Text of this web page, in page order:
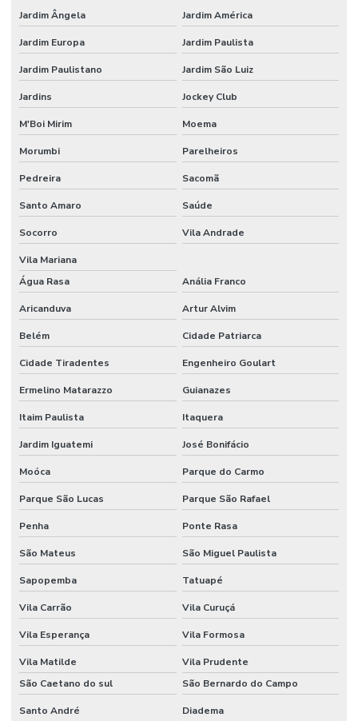
Poste com leitor lpr
Projeto de cftv com câmeras ip
Projeto de cftv para condomínio
Projeto de cftv para condomínio de alto padrão
Projeto cftv predial
Projeto cftv residencial
Projeto de circuito fechado de tv
Projeto de controle de acesso
Projeto de segurança eletrônica
Projeto de segurança eletronica para condominios
Serviço de monitoramento 24 horas
Serviço de monitoramento de alarme
Sistema de acesso com reconhecimento facial para condomínio
Sistema de câmeras com reconhecimento facial
Sistema de cftv
Solução de vigilância inteligente para condomínio
Jardim Ângela Jardim América
Jardim Europa Jardim Paulista
Jardim Paulistano Jardim São Luiz
Jardins Jockey Club
M'Boi Mirim Moema
Morumbi Parelheiros
Pedreira Sacomã
Santo Amaro Saúde
Socorro Vila Andrade
Vila Mariana
Água Rasa
Anália Franco
Aricanduva Artur Alvim
Belém Cidade Patriarca
Cidade Tiradentes Engenheiro Goulart
Ermelino Matarazzo Guianazes
Itaim Paulista Itaquera
Jardim Iguatemi José Bonifácio
Moóca Parque do Carmo
Parque São Lucas Parque São Rafael
Penha Ponte Rasa
São Mateus São Miguel Paulista
Sapopemba Tatuapé
Vila Carrão Vila Curuçá
Vila Esperança Vila Formosa
Vila Matilde
Vila Prudente
São Caetano do sul
São Bernardo do Campo
Santo André Diadema